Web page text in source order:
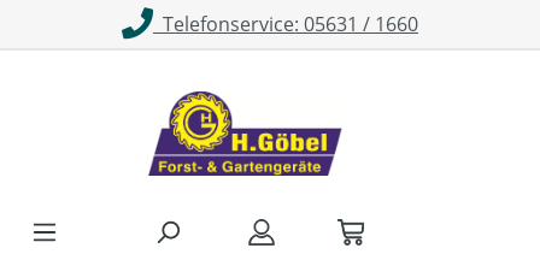
Zum Hauptinhalt springenTelefonservice: 05631 / 1660